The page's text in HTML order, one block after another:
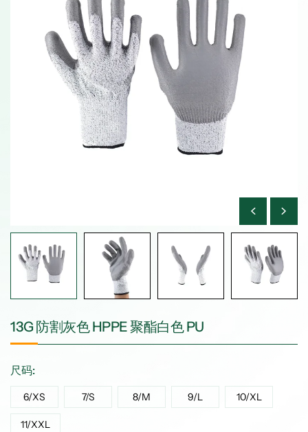
13G 防割灰色 HPPE 聚酯白色 PU
尺码:
6/XS 7/S 8/M 9/L 10/XL
11/XXL